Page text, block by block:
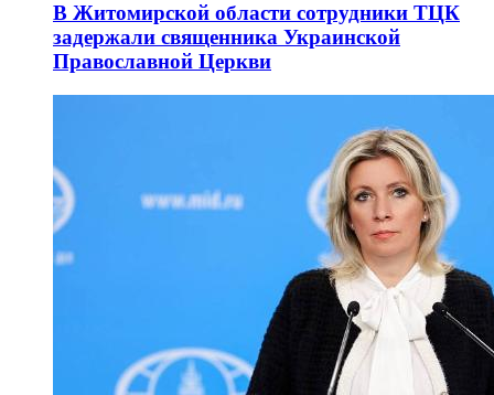
В Житомирской области сотрудники ТЦК
задержали священника Украинской
Православной Церкви